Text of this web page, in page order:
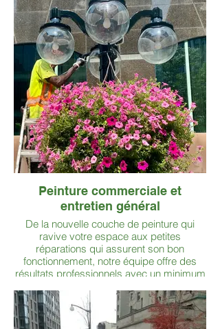
Peinture commerciale et
entretien général
De la nouvelle couche de peinture qui
ravive votre espace aux petites
réparations qui assurent son bon
fonctionnement, notre équipe offre des
résultats professionnels avec un minimum
entreprise fasse toujours bonne
impression.